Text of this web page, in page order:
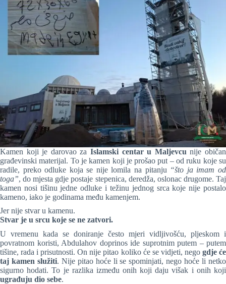
Kamen koji je darovao za Islamski centar u Maljevcu nije običan
građevinski materijal. To je kamen koji je prošao put – od ruku koje su
radile, preko odluke koja se nije lomila na pitanju “što ja imam od
toga”, do mjesta gdje postaje stepenica, deredža, oslonac drugome. Taj
kamen nosi tišinu jedne odluke i težinu jednog srca koje nije postalo
kameno, iako je godinama među kamenjem.
Jer nije stvar u kamenu.
Stvar je u srcu koje se ne zatvori.
U vremenu kada se doniranje često mjeri vidljivošću, pljeskom i
povratnom koristi, Abdulahov doprinos ide suprotnim putem – putem
tišine, rada i prisutnosti. On nije pitao koliko će se vidjeti, nego gdje će
taj kamen služiti. Nije pitao hoće li se spominjati, nego hoće li netko
sigurno hodati. To je razlika između onih koji daju višak i onih koji
ugrađuju dio sebe.